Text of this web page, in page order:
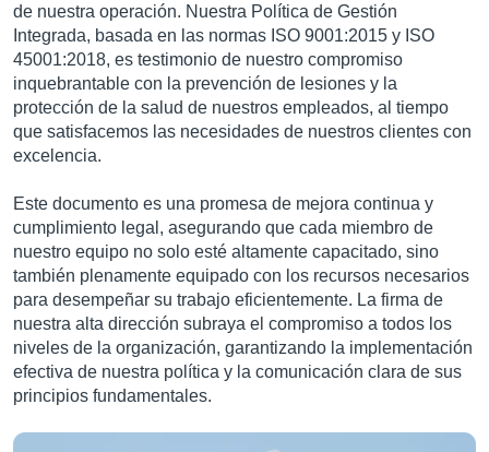
de nuestra operación. Nuestra Política de Gestión
Integrada, basada en las normas ISO 9001:2015 y ISO
45001:2018, es testimonio de nuestro compromiso
inquebrantable con la prevención de lesiones y la
protección de la salud de nuestros empleados, al tiempo
que satisfacemos las necesidades de nuestros clientes con
excelencia.
Este documento es una promesa de mejora continua y
cumplimiento legal, asegurando que cada miembro de
nuestro equipo no solo esté altamente capacitado, sino
también plenamente equipado con los recursos necesarios
para desempeñar su trabajo eficientemente. La firma de
nuestra alta dirección subraya el compromiso a todos los
niveles de la organización, garantizando la implementación
efectiva de nuestra política y la comunicación clara de sus
principios fundamentales.